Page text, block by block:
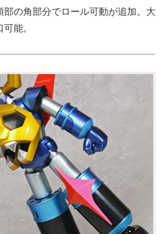
部の角部分でロール可動が追加。大
能。